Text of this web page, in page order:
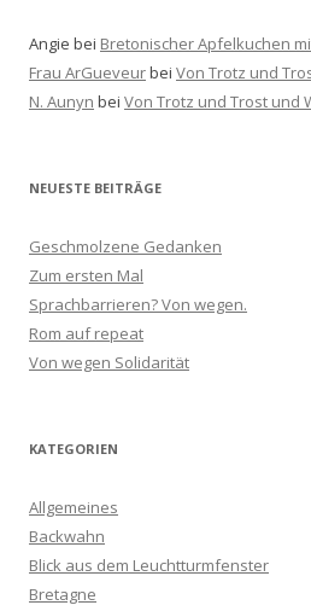
Angie bei Bretonischer Apfelkuchen
Frau ArGueveurbei Von Trotz und
N. Aunyn bei Von Trotz und Trost und
NEUESTE BEITRÄGE
Geschmolzene Gedanken
Zum ersten Mal
Sprachbarrieren? Von wegen.
Rom auf repeat
Von wegen Solidarität
KATEGORIEN
Allgemeines
Backwahn
Blick aus dem Leuchtturmfenster
Bretagne